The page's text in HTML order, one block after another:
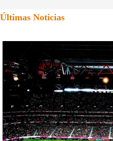
Últimas Noticias